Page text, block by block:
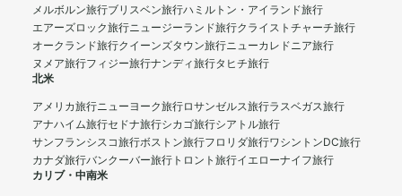
メルボルン旅行ブリスベン旅行ハミルトン・アイランド旅行
エアーズロック旅行ニュージーランド旅行クライストチャーチ旅行
オークランド旅行クイーンズタウン旅行ニューカレドニア旅行
ヌメア旅行フィジー旅行ナンディ旅行タヒチ旅行
北米
アメリカ旅行ニューヨーク旅行ロサンゼルス旅行ラスベガス旅行
アナハイム旅行セドナ旅行シカゴ旅行シアトル旅行
サンフランシスコ旅行ボストン旅行フロリダ旅行ワシントンDC旅行
カナダ旅行バンクーバー旅行 トロント旅行イエローナイフ旅行
カリブ・中南米